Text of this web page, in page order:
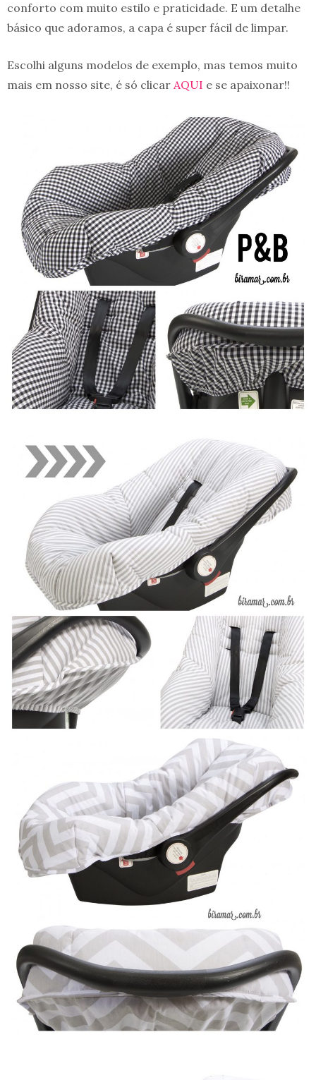
conforto com muito estilo e praticidade. E um detalhe
básico que adoramos, a capa é super fácil de limpar.
Escolhi alguns modelos de exemplo, mas temos muito
mais em nosso site, é só clicar AQUI e se apaixonar!!